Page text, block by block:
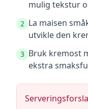
mulig tekstur
2 La maisen
utvikle den
3 Bruk kremost
ekstra